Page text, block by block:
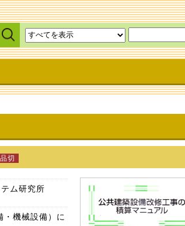
ム研究所
・機械設備）に